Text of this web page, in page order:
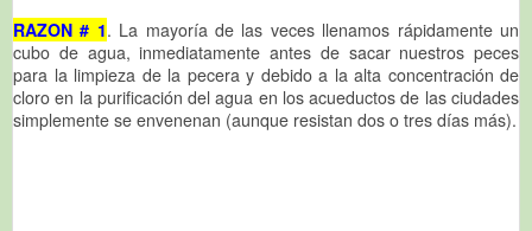
RAZON # 1. La mayoría de las veces llenamos rápidamente un
cubo de agua, inmediatamente antes de sacar nuestros peces
para la limpieza de la pecera y debido a la alta concentración de
cloro en la purificación del agua en los acueductos de las ciudades
simplemente se envenenan (aunque resistan dos o tres días más).